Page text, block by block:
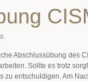
Abschlussübung des
Sollte es trotz
zu entschuldigen. Am